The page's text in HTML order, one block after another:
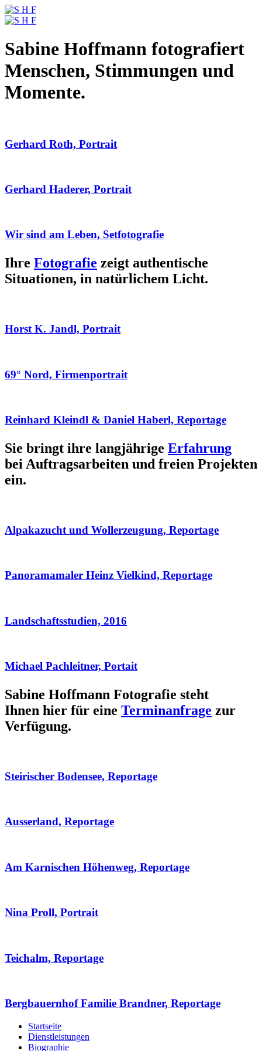
Sabine Hoffmann fotografiert
Menschen, Stimmungen und
Momente.
Gerhard Roth, Portrait
Gerhard Haderer, Portrait
Wir sind am Leben, Setfotografie
Ihre Fotografie zeigt authentische
Situationen, in natürlichem Licht.
Horst K. Jandl, Portrait
69° Nord, Firmenportrait
Reinhard Kleindl & Daniel Haberl, Reportage
Sie bringt ihre langjährige Erfahrung
bei Auftragsarbeiten und freien Projekten
ein.
Alpakazucht und Wollerzeugung, Reportage
Panoramamaler Heinz Vielkind, Reportage
Landschaftsstudien, 2016
Michael Pachleitner, Portait
Sabine Hoffmann Fotografie steht
Ihnen hier für eine Terminanfrage zur
Verfügung.
Steirischer Bodensee, Reportage
Ausserland, Reportage
Am Karnischen Höhenweg, Reportage
Nina Proll, Portrait
Teichalm, Reportage
Bergbauernhof Familie Brandner, Reportage
Startseite
Dienstleistungen
Biographie